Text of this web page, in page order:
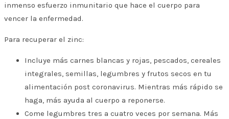
inmenso esfuerzo inmunitario que hace el cuerpo para
vencer la enfermedad.
Para recuperar el zinc:
Incluye más carnes blancas y rojas, pescados, cereales
integrales, semillas, legumbres y frutos secos en tu
alimentación post coronavirus. Mientras más rápido se
haga, más ayuda al cuerpo a reponerse.
Come legumbres tres a cuatro veces por semana. Más